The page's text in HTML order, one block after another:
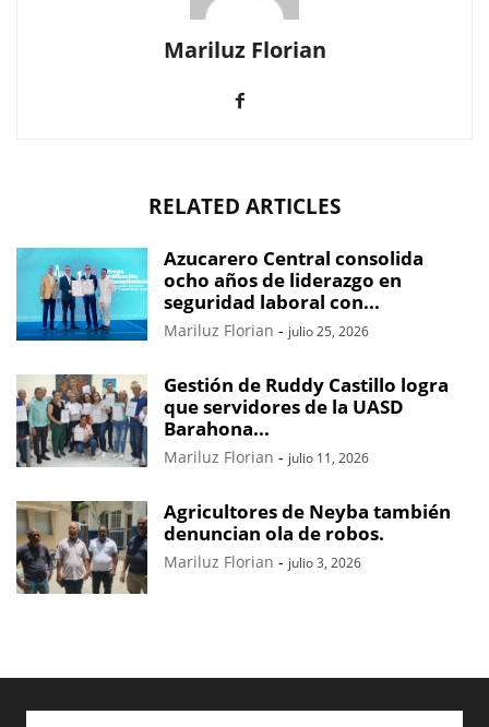
Mariluz Florian
RELATED ARTICLES
Azucarero Central consolida
ocho años de liderazgo en
seguridad laboral con...
Mariluz Florian - julio 25, 2026
Gestión de Ruddy Castillo logra
que servidores de la UASD
Barahona...
Mariluz Florian - julio 11, 2026
Agricultores de Neyba también
denuncian ola de robos.
Mariluz Florian - julio 3, 2026